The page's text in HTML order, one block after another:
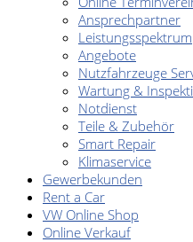
Ansprechpartner
Leistungsspektrum
Angebote
Nutzfahrzeuge
Wartung &
Notdienst
Teile & Zubehör
Smart Repair
Klimaservice
Gewerbekunden
Rent a Car
VW Online Shop
Online Verkauf